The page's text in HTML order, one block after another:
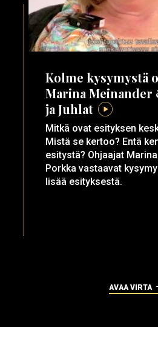
Kolme kysymystä
Marina
ja Juhlat
Mitkä ovat esityksen
Mistä se kertoo? Entä
esitystä? Ohjaajat
Porkka vastaavat
lisää esityksestä.
AVAA VIRTA